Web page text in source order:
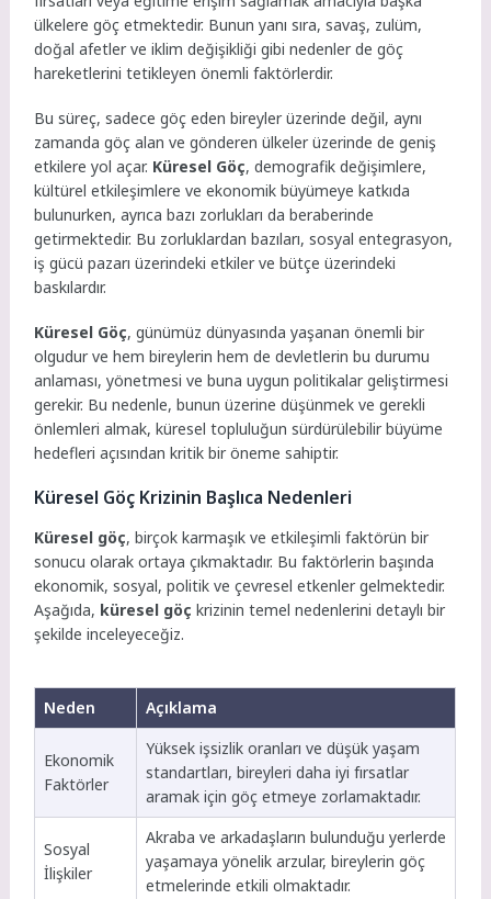
ülkelere göç etmektedir. Bunun yanı sıra, savaş, zulüm,
doğal afetler ve iklim değişikliği gibi nedenler de göç
hareketlerini tetikleyen önemli faktörlerdir.
Bu süreç, sadece göç eden bireyler üzerinde değil, aynı
zamanda göç alan ve gönderen ülkeler üzerinde de geniş
etkilere yol açar. Küresel Göç, demografik değişimlere,
kültürel etkileşimlere ve ekonomik büyümeye katkıda
bulunurken, ayrıca bazı zorlukları da beraberinde
getirmektedir. Bu zorluklardan bazıları, sosyal entegrasyon,
iş gücü pazarı üzerindeki etkiler ve bütçe üzerindeki
baskılardır.
Küresel Göç, günümüz dünyasında yaşanan önemli bir
olgudur ve hem bireylerin hem de devletlerin bu durumu
anlaması, yönetmesi ve buna uygun politikalar geliştirmesi
gerekir. Bu nedenle, bunun üzerine düşünmek ve gerekli
önlemleri almak, küresel topluluğun sürdürülebilir büyüme
hedefleri açısından kritik bir öneme sahiptir.
Küresel Göç Krizinin Başlıca Nedenleri
Küresel göç, birçok karmaşık ve etkileşimli faktörün bir
sonucu olarak ortaya çıkmaktadır. Bu faktörlerin başında
ekonomik, sosyal, politik ve çevresel etkenler gelmektedir.
Aşağıda, küresel göç krizinin temel nedenlerini detaylı bir
şekilde inceleyeceğiz.
Neden Açıklama
Ekonomik
Faktörler
Yüksek işsizlik oranları ve düşük yaşam
standartları, bireyleri daha iyi fırsatlar
aramak için göç etmeye zorlamaktadır.
Sosyal
İlişkiler
Akraba ve arkadaşların bulunduğu yerlerde
yaşamaya yönelik arzular, bireylerin göç
etmelerinde etkili olmaktadır.